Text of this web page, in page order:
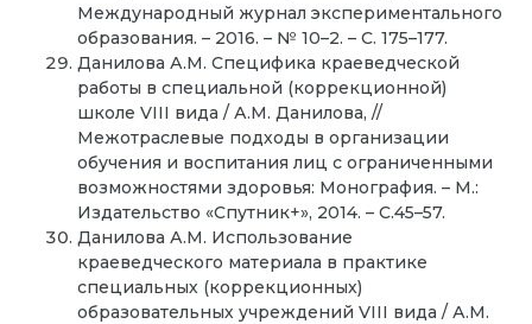
Международный журнал экспериментального
образования. – 2016. – № 10–2. – С. 175–177.
Данилова А.М. Специфика краеведческой
работы в специальной (коррекционной)
школе VIII вида / А.М. Данилова, //
Межотраслевые подходы в организации
обучения и воспитания лиц с ограниченными
возможностями здоровья: Монография. – М.:
Издательство «Спутник+», 2014. – С.45–57.
Данилова А.М. Использование
краеведческого материала в практике
специальных (коррекционных)
образовательных учреждений VIII вида / А.М.